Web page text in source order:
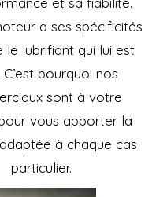
a ses spécificités
le lubrifiant qui lui est
C’est pourquoi nos
sont à votre
vous apporter la
à chaque cas
particulier.